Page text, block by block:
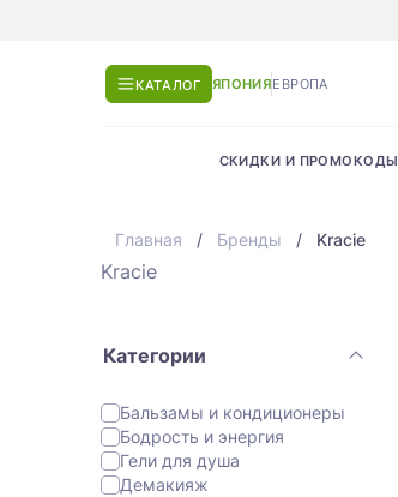
КАТАЛОГ ЯПОНИЯЕВРОПА
СКИДКИ И ПРОМОКОДЫ
Главная Бренды Kracie
Kracie
Категории
Бальзамы и кондиционеры
Бодрость и энергия
Гели для душа
Демакияж